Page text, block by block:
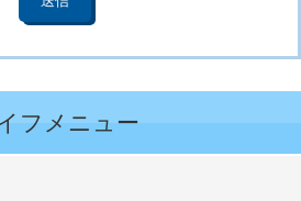
フメニュー